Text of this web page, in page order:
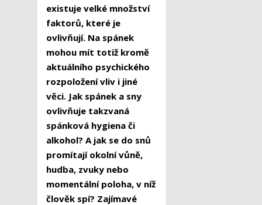
existuje velké množství
faktorů, které je
ovlivňují. Na spánek
mohou mít totiž kromě
aktuálního psychického
rozpoložení vliv i jiné
věci. Jak spánek a sny
ovlivňuje takzvaná
spánková hygiena či
alkohol? A jak se do snů
promítají okolní vůně,
hudba, zvuky nebo
momentální poloha, v níž
člověk spí? Zajímavé